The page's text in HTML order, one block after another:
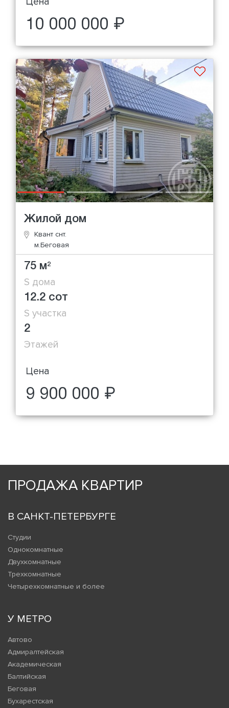
10 000 000 ₽
Жилой дом
Квант снт.
м.Беговая
75 м2
S дома
12.2 сот
S участка
2
Этажей
Цена
9 900 000 ₽
ПРОДАЖА КВАРТИР
В САНКТ-ПЕТЕРБУРГЕ
Студии
Однокомнатные
Двухкомнатные
Трехкомнатные
Четырехкомнатные и более
У МЕТРО
Автово
Адмиралтейская
Академическая
Балтийская
Беговая
Бухарестская